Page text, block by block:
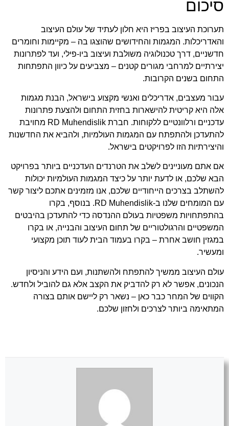
סיכום
תערוכת העיצוב בפריז היא חלון לעתיד של עולם העיצוב
והאדריכלות. המגמות והחידושים שהוצגו בה – מקיימות וחומרים
חדשניים, דרך טכנולוגיה משולבת ועיצוב ביו-פילי, ועד לפתרונות
יצירתיים למרחבי מגורים קטנים – מצביעים על כיוון התפתחות
התחום בשנים הקרובות.
עבור מעצבים, אדריכלים ואנשי מקצוע בישראל, הבנת מגמות
אלה היא קריטית להישארות בחזית התחום ולהצעת פתרונות
עדכניים ורלוונטיים ללקוחות. חברת RD Muhendislik מחויבת
להתעדכן ולהתפתח עם המגמות העולמיות, ולהביא את החדשנות
והיצירתיות הזו לפרויקטים בישראל.
אם אתם מעוניינים לשלב את הטרנדים העדכניים ביותר בפרויקט
הבא שלכם, או לדעת יותר על כיצד המגמות העולמיות יכולות
להשתלב בצרכים הייחודיים שלכם, אנו מזמינים אתכם ליצור קשר
עם המומחים שלנו ב-RD Muhendislik. בנוסף, בקרו
בהתפתחויות משפטיות בעולם ההנדסה כדי להתעדכן בהיבטים
המשפטיים והרגולטוריים של תחום העיצוב והבנייה, או בקרו
במגזין חושב אחרת – בקרו בעמוד הבית לעוד תוכן מקצועי
ומעשיר.
עולם העיצוב ממשיך להתפתח ולהשתנות, ועם הידע והניסיון
הנכונים, אפשר לא רק להדביק את הקצב אלא גם להוביל ולחדש.
הקווים של המחר כבר כאן – נשאר רק ליישם אותם בצורה
המתאימה ביותר לצרכים ולחזון שלכם.